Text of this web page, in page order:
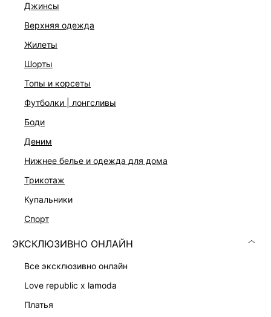
джинсы
верхняя одежда
жилеты
шорты
топы и корсеты
футболки | лонгсливы
боди
деним
нижнее белье и одежда для дома
трикотаж
купальники
спорт
ЭКСКЛЮЗИВНО ОНЛАЙН
все эксклюзивно онлайн
love republic x lamoda
платья
12 999 ₽